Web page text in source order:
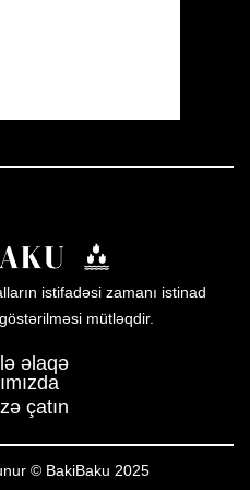
istifadəsi zamanı istinad
mütləqdir.
əlaqə
çatın
© BakiBaku 2025